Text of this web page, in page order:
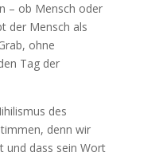
– ob Mensch oder
der Mensch als
ohne
Tag der
des
denn wir
und dass sein Wort